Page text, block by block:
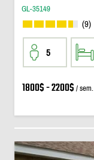
GL-35149
(9)
5
1800$ - 2200$ / sem.